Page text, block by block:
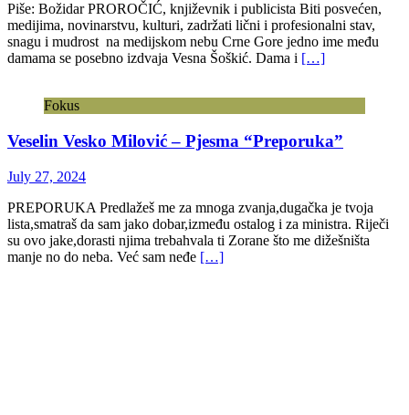
Piše: Božidar PROROČIĆ, književnik i publicista Biti posvećen,
medijima, novinarstvu, kulturi, zadržati lični i profesionalni stav,
snagu i mudrost na medijskom nebu Crne Gore jedno ime među
damama se posebno izdvaja Vesna Šoškić. Dama i […]
Fokus
Veselin Vesko Milović – Pjesma “Preporuka”
July 27, 2024
PREPORUKA Predlažeš me za mnoga zvanja,dugačka je tvoja
lista,smatraš da sam jako dobar,između ostalog i za ministra. Riječi
su ovo jake,dorasti njima trebahvala ti Zorane što me dižešništa
manje no do neba. Već sam neđe […]